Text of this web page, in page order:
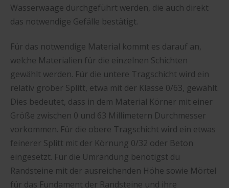
Wasserwaage durchgeführt werden, die auch direkt
das notwendige Gefälle bestätigt.
Für das notwendige Material kommt es darauf an,
welche Materialien für die einzelnen Schichten
gewählt werden. Für die untere Tragschicht wird ein
relativ grober Splitt, etwa mit der Klasse 0/63, gewählt.
Dies bedeutet, dass in dem Material Körner mit einer
Größe zwischen 0 und 63 Millimetern Durchmesser
vorkommen. Für die obere Tragschicht wird ein etwas
feinerer Splitt mit der Körnung 0/32 oder Beton
eingesetzt. Für die Umrandung benötigst du
Randsteine mit der ausreichenden Höhe sowie Mörtel
für das Fundament der Randsteine und ihre